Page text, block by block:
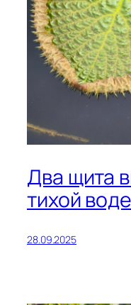
Два щита
тихой воде
28.09.2025